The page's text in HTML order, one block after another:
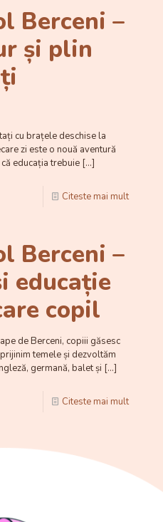
Berceni –
și plin
cu brațele deschise la
zi este o nouă aventură
educația trebuie […]
Citeste mai mult
Berceni –
educație
copil
de Berceni, copiii găsesc
temele și dezvoltăm
germană, balet și […]
Citeste mai mult